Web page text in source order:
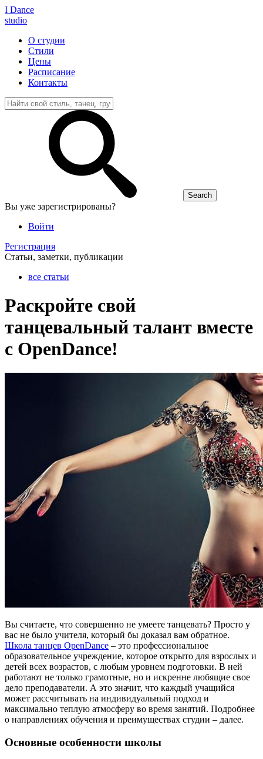
I Dance
studio
О студии
Стили
Цены
Расписание
Контакты
Вы уже зарегистрированы?
Войти
Регистрация
Статьи, заметки, публикации
все статьи
Раскройте свой
танцевальный талант вместе
с OpenDance!
Вы считаете, что совершенно не умеете танцевать? Просто у
вас не было учителя, который бы доказал вам обратное.
Школа танцев OpenDance – это профессиональное
образовательное учреждение, которое открыто для взрослых и
детей всех возрастов, с любым уровнем подготовки. В ней
работают не только грамотные, но и искренне любящие свое
дело преподаватели. А это значит, что каждый учащийся
может рассчитывать на индивидуальный подход и
максимально теплую атмосферу во время занятий. Подробнее
о направлениях обучения и преимуществах студии – далее.
Основные особенности школы